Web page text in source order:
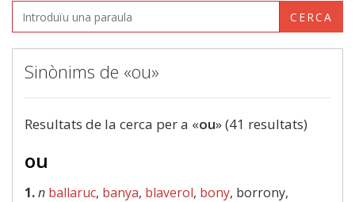
CERCA
Sinònims de «ou»
Resultats de la cerca per a «ou» (41 resultats)
ou
1.n ballaruc, banya, blaverol, bony, borrony,